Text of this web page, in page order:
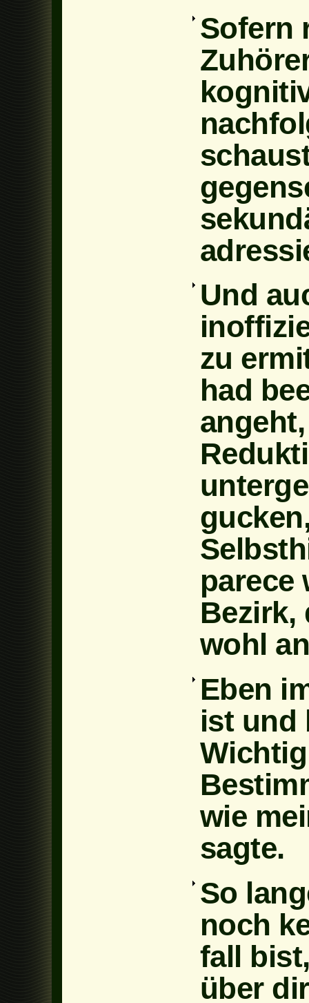
Sofern
Und
zu
had
angeht,
parece
Bezirk,
wohl
Eben
ist und
wie
sagte.
So
noch
fall
über